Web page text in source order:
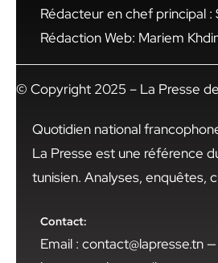
Rédacteur en chef principal :
Rédaction Web: Mariem
© Copyright 2025 – La Presse
Quotidien national
La Presse est une référence
tunisien. Analyses, enquêtes,
Contact:
Email : contact@lapresse.tn —